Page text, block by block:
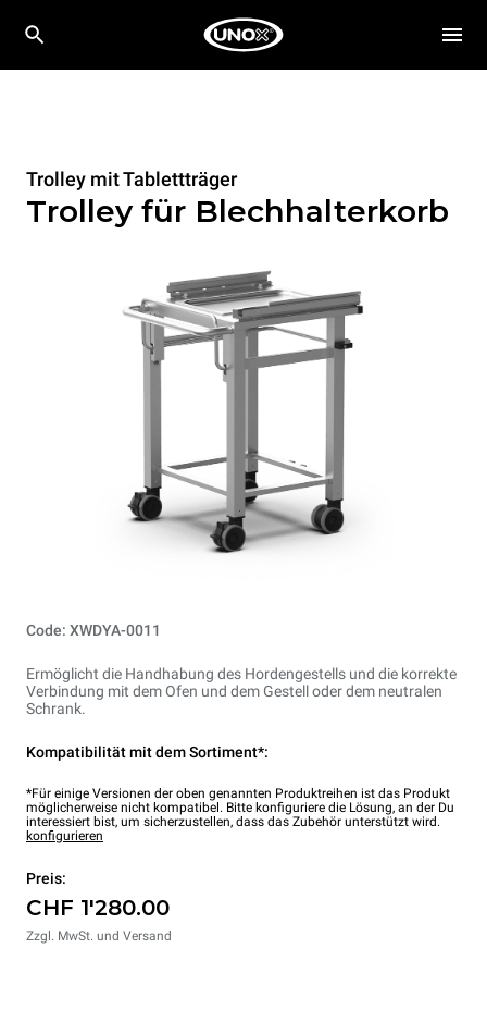
Trolley mit Tablettträger
Trolley für Blechhalterkorb
Code: XWDYA-0011
Ermöglicht die Handhabung des Hordengestells und die korrekte
Verbindung mit dem Ofen und dem Gestell oder dem neutralen
Schrank.
Kompatibilität mit dem Sortiment*:
*Für einige Versionen der oben genannten Produktreihen ist das Produkt
möglicherweise nicht kompatibel. Bitte konfiguriere die Lösung, an der Du
interessiert bist, um sicherzustellen, dass das Zubehör unterstützt wird.
konfigurieren
Preis:
CHF 1'280.00
Zzgl. MwSt. und Versand